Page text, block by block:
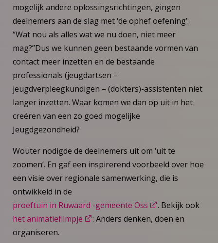
mogelijk andere oplossingsrichtingen, gingen
deelnemers aan de slag met ‘de ophef oefening’:
“Wat nou als alles wat we nu doen, niet meer
mag?’’Dus we kunnen geen bestaande vormen van
contact meer inzetten en de bestaande
professionals (jeugdartsen –
jeugdverpleegkundigen – (dokters)-assistenten niet
langer inzetten. Waar komen we dan op uit in het
creëren van een zo goed mogelijke
Jeugdgezondheid?
Wouter nodigde de deelnemers uit om ‘uit te
zoomen’. En gaf een inspirerend voorbeeld over hoe
een visie over regionale samenwerking, die is
ontwikkeld in de
proeftuin in Ruwaard -gemeente Oss
. Bekijk ook
het animatiefilmpje
: Anders denken, doen en
organiseren.